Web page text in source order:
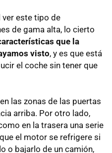
ver este tipo de
de gama alta, lo cierto
que la
visto, y es que está
el coche sin tener que
las zonas de las puertas
arriba. Por otro lado,
en la trasera una serie
el motor se refrigere si
o bajarlo de un camión,